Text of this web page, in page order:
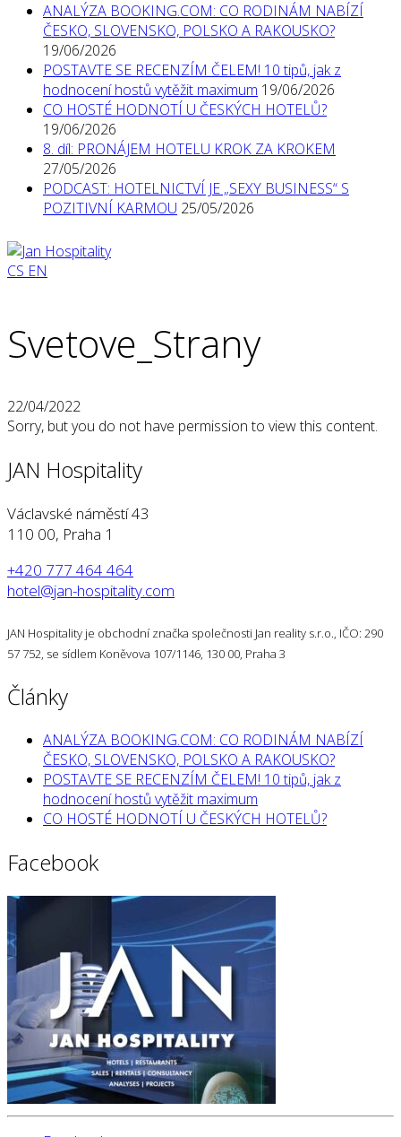
ANALÝZA BOOKING.COM: CO RODINÁM NABÍZÍ
ČESKO, SLOVENSKO, POLSKO A RAKOUSKO?
19/06/2026
POSTAVTE SE RECENZÍM ČELEM! 10 tipů, jak z
hodnocení hostů vytěžit maximum 19/06/2026
CO HOSTÉ HODNOTÍ U ČESKÝCH HOTELŮ?
19/06/2026
8. díl: PRONÁJEM HOTELU KROK ZA KROKEM
27/05/2026
PODCAST: HOTELNICTVÍ JE „SEXY BUSINESS“ S
POZITIVNÍ KARMOU 25/05/2026
CS EN
Svetove_Strany
22/04/2022
Sorry, but you do not have permission to view this content.
JAN Hospitality
Václavské náměstí 43
110 00, Praha 1
+420 777 464 464
hotel@jan-hospitality.com
JAN Hospitality je obchodní značka společnosti Jan reality s.r.o., IČO: 290
57 752, se sídlem Koněvova 107/1146, 130 00, Praha 3
Články
ANALÝZA BOOKING.COM: CO RODINÁM NABÍZÍ
ČESKO, SLOVENSKO, POLSKO A RAKOUSKO?
POSTAVTE SE RECENZÍM ČELEM! 10 tipů, jak z
hodnocení hostů vytěžit maximum
CO HOSTÉ HODNOTÍ U ČESKÝCH HOTELŮ?
Facebook